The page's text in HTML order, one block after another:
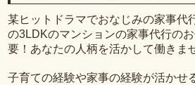
某ヒットドラマでおなじみの家事代
の3LDKのマンションの家事代行の
要！あなたの人柄を活かして働きま
子育ての経験や家事の経験が活かせ